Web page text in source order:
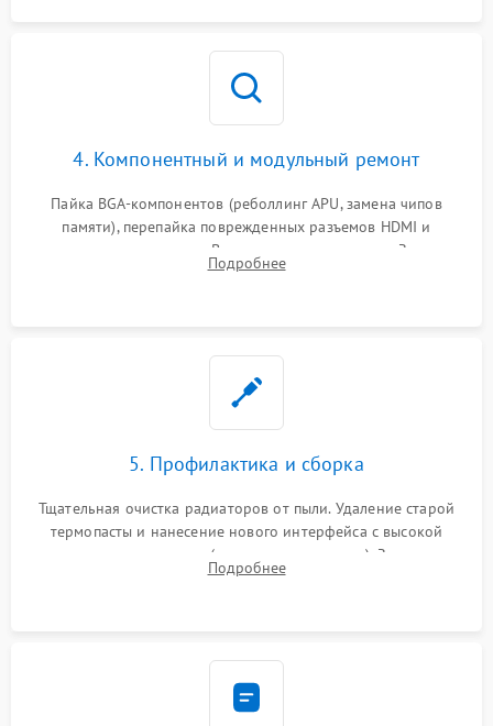
4. Компонентный и модульный ремонт
Пайка BGA-компонентов (реболлинг APU, замена чипов
памяти), перепайка поврежденных разъемов HDMI и
контроллеров питания. Восстановление дорожек. Замена
неисправного жесткого диска, SSD или лазерной головки
Подробнее
5. Профилактика и сборка
Тщательная очистка радиаторов от пыли. Удаление старой
термопасты и нанесение нового интерфейса с высокой
теплопроводностью (или жидкого металла). Замена
термопрокладок. Аккуратная сборка консоли и подключение
Подробнее